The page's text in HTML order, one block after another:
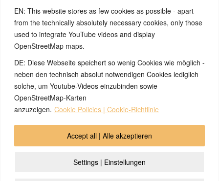
EN: This website stores as few cookies as possible - apart
from the technically absolutely necessary cookies, only those
used to integrate YouTube videos and display
OpenStreetMap maps.
DE: Diese Webseite speichert so wenig Cookies wie möglich -
neben den technisch absolut notwendigen Cookies lediglich
solche, um Youtube-Videos einzubinden sowie
OpenStreetMap-Karten
anzuzeigen. Cookie Policies | Cookie-Richtlinie
Settings | Einstellungen
Accept all | Alle akzeptieren
Versuch einer Diagnose oder Behandlung! Wir übernehmen keinerlei Gewähr für die
Korrektheit, Aktualität, Vollständigkeit oder Qualität der Informationen auf dieser
Website. Zusätzlich müssen wir jede Haftung oder Garantie ausschließen. Dies gilt
auch für alle Verweise (Links), die direkt oder indirekt angeboten werden. Wir
können für die Inhalte solcher externen Sites, die Sie mittels eines Links oder
sonstiger Hinweise erreichen, keine Verantwortung übernehmen. Ferner haften wir
nicht für direkte oder indirekte Schäden, die auf Informationen zurückgeführt werden
können, die auf diesen externen Websites stehen
© 2026 by Ingmar Marquardt
Política de privacidad Contacto